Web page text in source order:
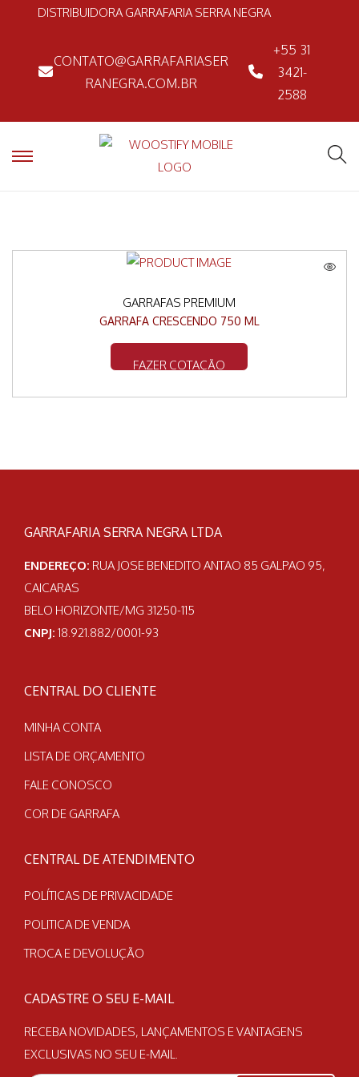
DISTRIBUIDORA GARRAFARIA SERRA NEGRA
CONTATO@GARRAFARIASER
RANEGRA.COM.BR
+55 31
3421-
2588
GARRAFAS PREMIUM
GARRAFA CRESCENDO 750 ML
FAZER COTAÇÃO
GARRAFARIA SERRA NEGRA LTDA
ENDEREÇO: RUA JOSE BENEDITO ANTAO 85 GALPAO 95,
CAICARAS
BELO HORIZONTE/MG 31250-115
CNPJ: 18.921.882/0001-93
CENTRAL DO CLIENTE
MINHA CONTA
LISTA DE ORÇAMENTO
FALE CONOSCO
COR DE GARRAFA
CENTRAL DE ATENDIMENTO
POLÍTICAS DE PRIVACIDADE
POLITICA DE VENDA
TROCA E DEVOLUÇÃO
CADASTRE O SEU E-MAIL
RECEBA NOVIDADES, LANÇAMENTOS E VANTAGENS
EXCLUSIVAS NO SEU E-MAIL.